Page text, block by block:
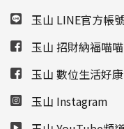
玉山 LINE官方帳
玉山 招財納福喵喵
玉山 數位生活好康
玉山 Instagram